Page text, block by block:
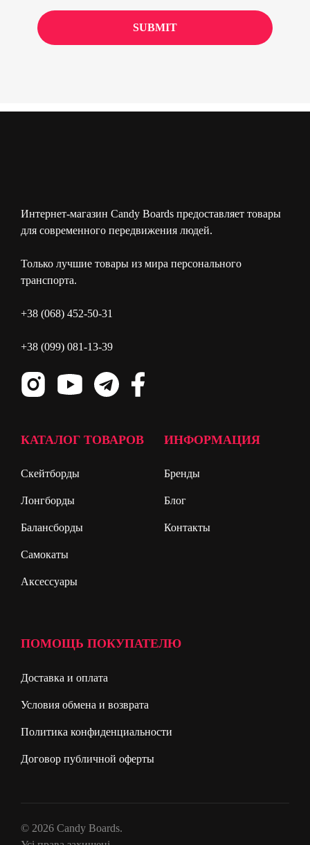
Интернет-магазин Candy Boards предоставляет товары
для современного передвижения людей.
Только лучшие товары из мира персонального
транспорта.
+38 (068) 452-50-31
+38 (099) 081-13-39
КАТАЛОГ ТОВАРОВ
Скейтборды
Лонгборды
Балансборды
Самокаты
Аксессуары
ИНФОРМАЦИЯ
Бренды
Блог
Контакты
ПОМОЩЬ ПОКУПАТЕЛЮ
Доставка и оплата
Условия обмена и возврата
Политика конфиденциальности
Договор публичной оферты
© 2026 Candy Boards.